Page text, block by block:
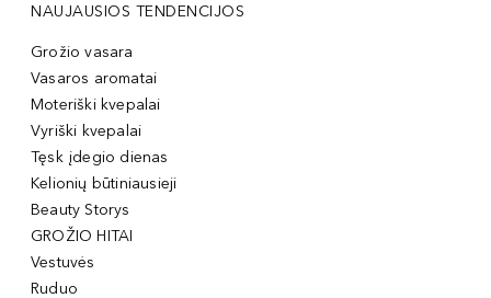
NAUJAUSIOS TENDENCIJOS
Grožio vasara
Vasaros aromatai
Moteriški kvepalai
Vyriški kvepalai
Tęsk įdegio dienas
Kelionių būtiniausieji
Beauty Storys
GROŽIO HITAI
Vestuvės
Ruduo